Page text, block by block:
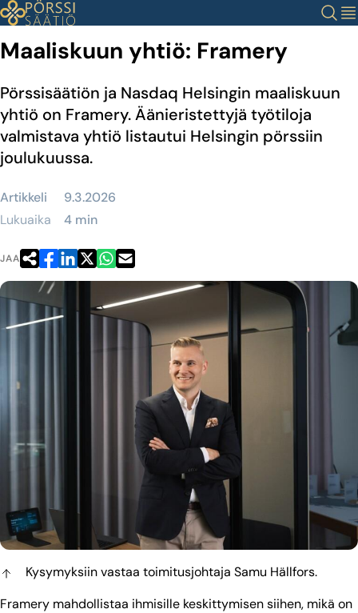
Siirry
sisältöön
Haku
Maaliskuun yhtiö: Framery
Pörssisäätiön ja Nasdaq Helsingin maaliskuun
yhtiö on Framery. Äänieristettyjä työtiloja
valmistava yhtiö listautui Helsingin pörssiin
joulukuussa.
Artikkeli
9.3.2026
Lukuaika
4 min
JAA
Kysymyksiin vastaa toimitusjohtaja Samu Hällfors.
Framery mahdollistaa ihmisille keskittymisen siihen, mikä on